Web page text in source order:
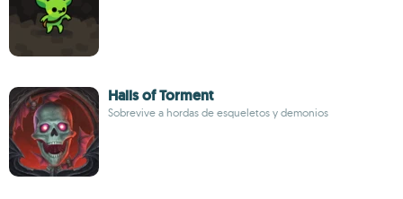
Halls of Torment
Sobrevive a hordas de esqueletos y demonios